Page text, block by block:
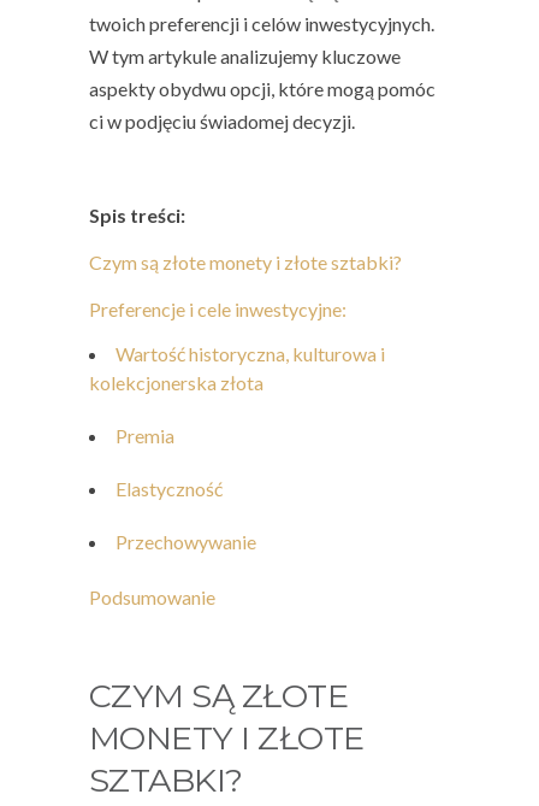
twoich preferencji i celów inwestycyjnych.
W tym artykule analizujemy kluczowe
aspekty obydwu opcji, które mogą pomóc
ci w podjęciu świadomej decyzji.
Spis treści:
Czym są złote monety i złote sztabki?
Preferencje i cele inwestycyjne:
Wartość historyczna, kulturowa i
kolekcjonerska złota
Premia
Elastyczność
Przechowywanie
Podsumowanie
CZYM SĄ ZŁOTE
MONETY I ZŁOTE
SZTABKI?